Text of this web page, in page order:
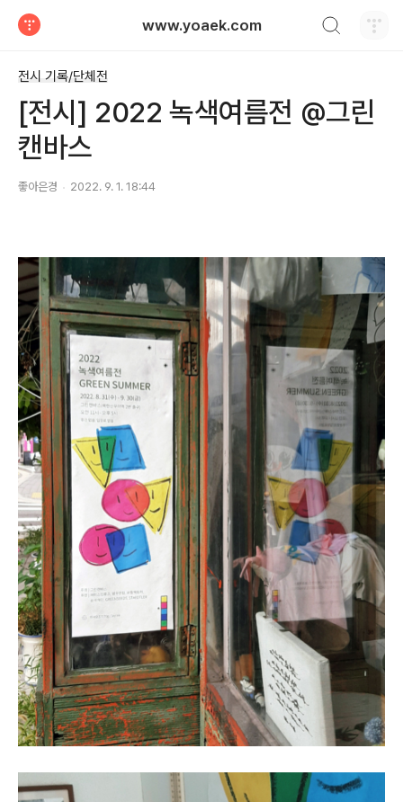
www.yoaek.com
전시 기록/단체전
[전시] 2022 녹색여름전 @그린
캔바스
좋아은경 2022. 9. 1. 18:44